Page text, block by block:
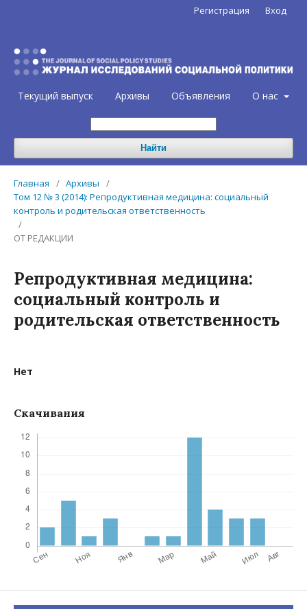
Текущий выпуск Архивы Объявления О нас
Найти
Регистрация Вход
Главная / Архивы
/
Том 12 № 3 (2014): Репродуктивная медицина: социальный
контроль и родительская ответственность
/
ОТ РЕДАКЦИИ
Репродуктивная медицина:
социальный контроль и
родительская ответственность
Нет
Скачивания